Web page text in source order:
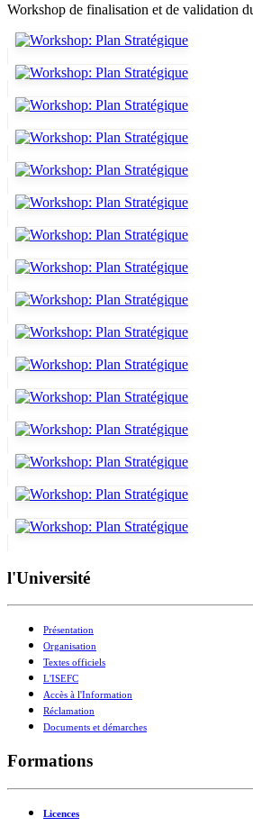
Workshop de finalisation et de validation
l'Université
Présentation
Organisation
Textes officiels
L'ISEFC
Accès à l'Information
Réclamation
Documents et démarches
Formations
Licences